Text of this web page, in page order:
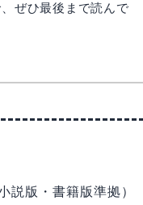
ぜひ最後まで読んで
説版・書籍版準拠）